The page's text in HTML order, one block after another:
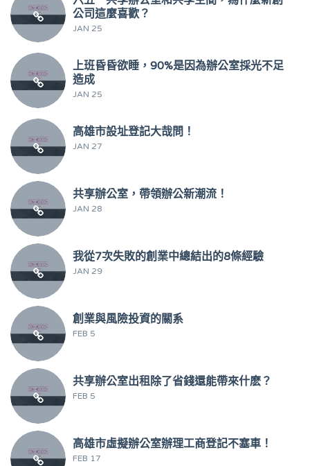
公司這麼喜歡？
JAN 25
上班昏昏欲睡，90%是因為辦公室採光不足
造成
JAN 25
高雄市設址登記大哉問！
JAN 27
共享辦公室，帶領辦公新潮流！
JAN 28
我從7次失敗的創業中總結出的8條經驗
JAN 29
創業與風險投資的關系
FEB 5
共享辦公室出租除了省錢還能帶來什麽？
FEB 5
高雄市虛擬辦公室辦理工商登記不塞車！
FEB 17